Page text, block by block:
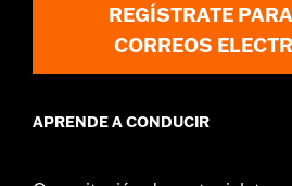
REGÍSTRATE
CORREOS
APRENDE A CONDUCIR